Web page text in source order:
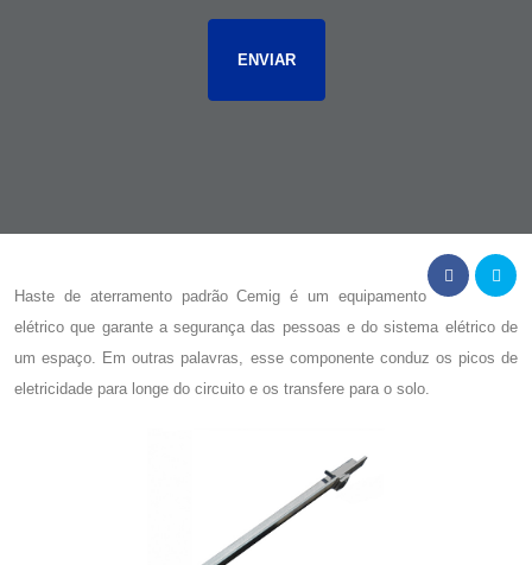
Haste de aterramento padrão Cemig é um equipamento
elétrico que garante a segurança das pessoas e do sistema elétrico de
um espaço. Em outras palavras, esse componente conduz os picos de
eletricidade para longe do circuito e os transfere para o solo.